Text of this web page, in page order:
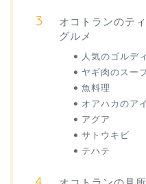
オコトランのテ
グルメ
人気のゴルデ
ヤギ肉のスー
魚料理
オアハカのア
アグア
サトウキビ
テハテ